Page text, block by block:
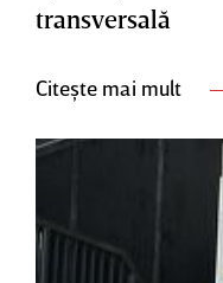
transversală
Citește mai mult